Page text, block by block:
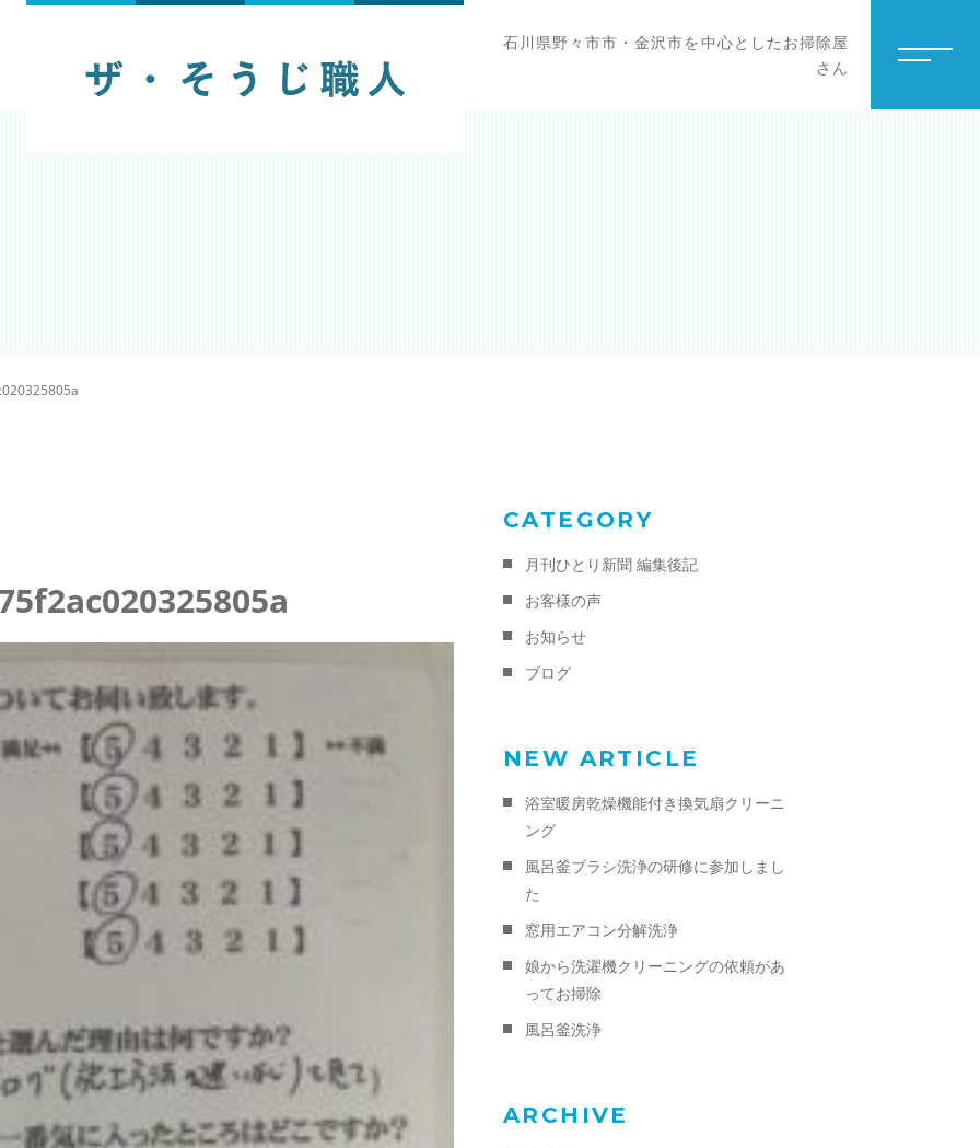
石川県野々市市・金沢市を中心としたお掃除屋
さん
CATEGORY
月刊ひとり新聞 編集後記
お客様の声
お知らせ
ブログ
NEW ARTICLE
浴室暖房乾燥機能付き換気扇クリーニ
ング
風呂釜ブラシ洗浄の研修に参加しまし
た
窓用エアコン分解洗浄
娘から洗濯機クリーニングの依頼があ
ってお掃除
風呂釜洗浄
ARCHIVE